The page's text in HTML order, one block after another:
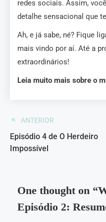
redes sociais. Assim,
detalhe sensacional que
Ah, e já sabe, né? Fique
mais vindo por aí. Até a
extraordinários!
Leia muito mais sobre o
ANTERIOR
Episódio 4 de O Herdeiro
Impossível
One thought on “
Episódio 2: